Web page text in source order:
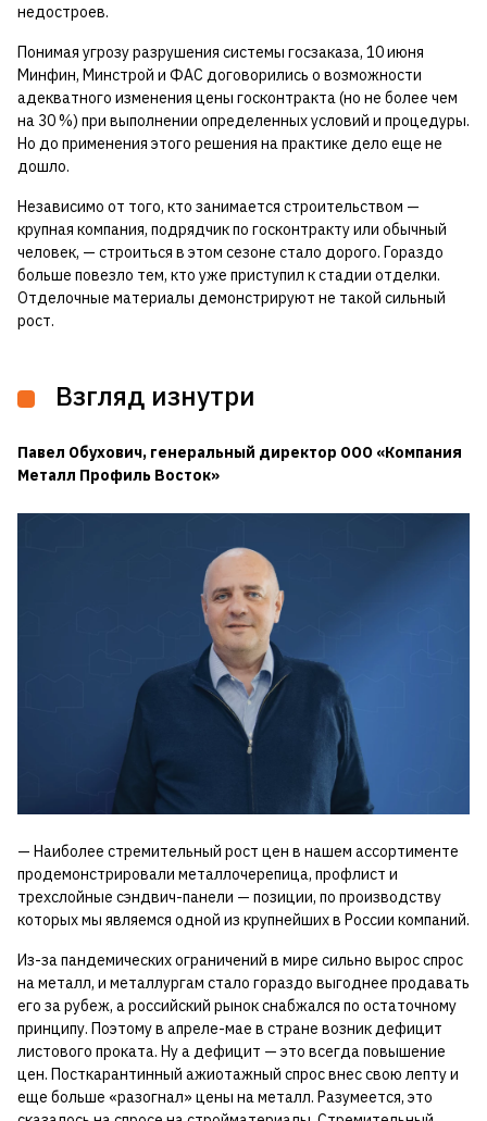
недостроев.
Понимая угрозу разрушения системы госзаказа, 10 июня
Минфин, Минстрой и ФАС договорились о возможности
адекватного изменения цены госконтракта (но не более чем
на 30 %) при выполнении определенных условий и процедуры.
Но до применения этого решения на практике дело еще не
дошло.
Независимо от того, кто занимается строительством —
крупная компания, подрядчик по госконтракту или обычный
человек, — строиться в этом сезоне стало дорого. Гораздо
больше повезло тем, кто уже приступил к стадии отделки.
Отделочные материалы демонстрируют не такой сильный
рост.
Взгляд изнутри
Павел Обухович, генеральный директор ООО «Компания
Металл Профиль Восток»
— Наиболее стремительный рост цен в нашем ассортименте
продемонстрировали металлочерепица, профлист и
трехслойные сэндвич-панели — позиции, по производству
которых мы являемся одной из крупнейших в России компаний.
Из-за пандемических ограничений в мире сильно вырос спрос
на металл, и металлургам стало гораздо выгоднее продавать
его за рубеж, а российский рынок снабжался по остаточному
принципу. Поэтому в апреле-мае в стране возник дефицит
листового проката. Ну а дефицит — это всегда повышение
цен. Посткарантинный ажиотажный спрос внес свою лепту и
еще больше «разогнал» цены на металл. Разумеется, это